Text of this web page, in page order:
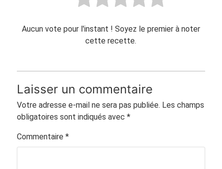
Aucun vote pour l'instant ! Soyez le premier à noter
cette recette.
Laisser un commentaire
Votre adresse e-mail ne sera pas publiée. Les champs
obligatoires sont indiqués avec *
Commentaire *